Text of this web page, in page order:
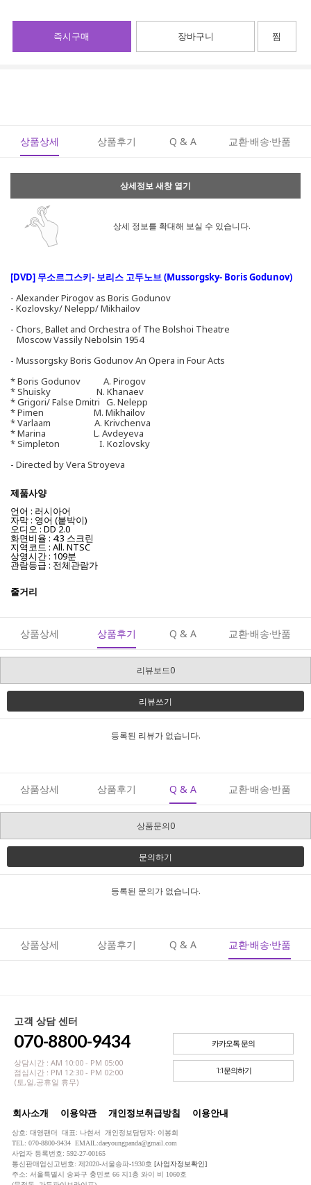
장바구니
즉시구매 찜
상품상세 상품후기 Q & A 교환·배송·반품
상세정보 새창 열기
상세 정보를 확대해 보실 수 있습니다.
[DVD] 무소르그스키- 보리스 고두노브 (Mussorgsky- Boris Godunov)
- Alexander Pirogov as Boris Godunov
- Kozlovsky/ Nelepp/ Mikhailov
- Chors, Ballet and Orchestra of The Bolshoi Theatre
Moscow Vassily Nebolsin 1954
- Mussorgsky Boris Godunov An Opera in Four Acts
* Boris Godunov A. Pirogov
* Shuisky N. Khanaev
* Grigori/ False Dmitri G. Nelepp
* Pimen M. Mikhailov
* Varlaam A. Krivchenva
* Marina L. Avdeyeva
* Simpleton I. Kozlovsky
- Directed by Vera Stroyeva
제품사양
언어 : 러시아어
자막 : 영어 (붙박이)
오디오 : DD 2.0
화면비율 : 4:3 스크린
지역코드 : All. NTSC
상영시간 : 109분
관람등급 : 전체관람가
줄거리
상품상세 상품후기 Q & A 교환·배송·반품
리뷰보드0
리뷰쓰기
등록된 리뷰가 없습니다.
상품상세 상품후기 Q & A 교환·배송·반품
상품문의0
문의하기
등록된 문의가 없습니다.
상품상세 상품후기 Q & A 교환·배송·반품
고객 상담 센터
070-8800-9434
상담시간 : AM 10:00 - PM 05:00
점심시간 : PM 12:30 - PM 02:00
(토,일,공휴일 휴무)
카카오톡 문의
1:1문의하기
회사소개 이용약관 개인정보취급방침 이용안내
상호: 대영팬더 대표: 나현서 개인정보담당자: 이봉희
TEL: 070-8800-9434 EMAIL:daeyoungpanda@gmail.com
사업자 등록번호: 592-27-00165
통신판매업신고번호: 제2020-서울송파-1930호 [사업자정보확인]
주소: 서울특별시 송파구 충민로 66 지1층 와이 비 1060호